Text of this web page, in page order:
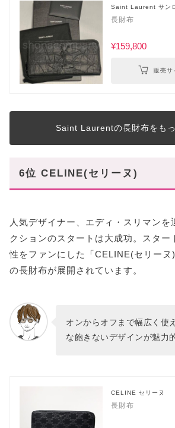
Saint Laurent サン
長財布
¥159,800
販売サ
Saint Laurentの長財布をも
6位 CELINE(セリーヌ)
人気デザイナー、エディ・スリマンを
クションのスタートは大成功。スター
性をファンにした「CELINE(セリーヌ
の長財布が展開されています。
オンからオフまで幅広く使
な飽きないデザインが魅力
CELINE セリーヌ
長財布